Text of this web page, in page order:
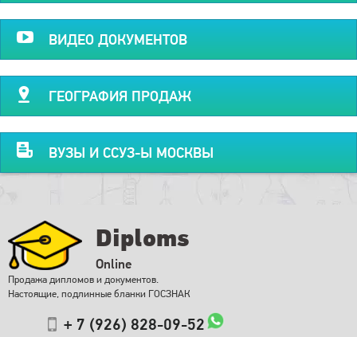
ВИДЕО ДОКУМЕНТОВ
ГЕОГРАФИЯ ПРОДАЖ
ВУЗЫ И ССУЗ-Ы МОСКВЫ
Diploms
Online
Продажа дипломов и документов.
Настоящие, подлинные бланки ГОСЗНАК
+ 7 (926) 828-09-52